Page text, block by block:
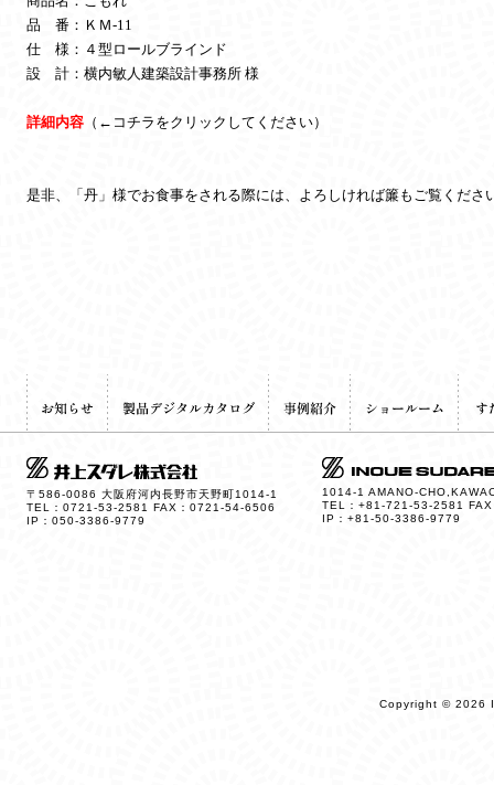
品 番：ＫＭ-11
仕 様：４型ロールブラインド
設 計：横内敏人建築設計事務所 様
詳細内容 （←コチラをクリックしてください）
是非、「丹」様でお食事をされる際には、よろしければ簾もご覧くださ
〒586-0086 大阪府河内長野市天野町1014-1
TEL：0721-53-2581 FAX：0721-54-6506
IP：050-3386-9779
1014-1 AMANO-
TEL：+81-721-53-2581
IP：+81-50-3386-9779
Copyright © 2026